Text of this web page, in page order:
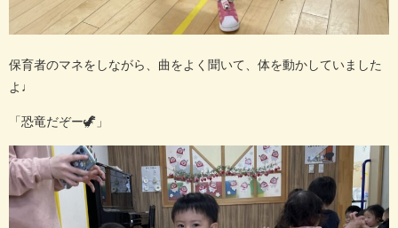
保育者のマネをしながら、曲をよく聞いて、体を動かしていました
よ♩
「恐竜だぞー🦖」